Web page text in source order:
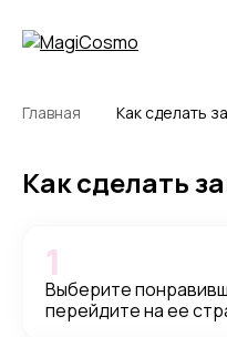
Главная Как сделать
Как сделать
Выберите
перейдите на ее
1